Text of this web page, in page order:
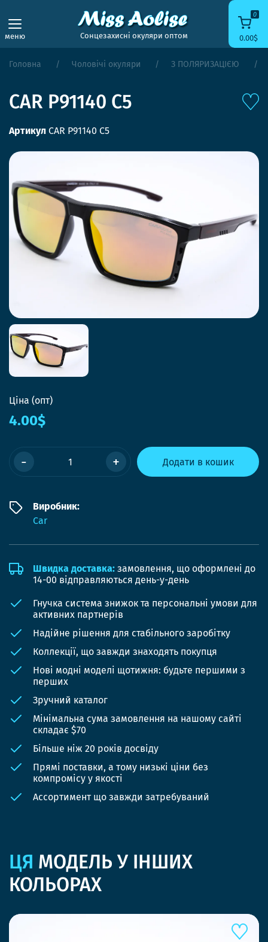
меню Сонцезахисні окуляри оптом
0
0.00$
Головна Чоловічі окуляри З ПОЛЯРИЗАЦІЄЮ
CAR P91140 C5
Артикул CAR P91140 C5
Ціна (опт)
4.00$
- + Додати в кошик
Виробник:
Car
Швидка доставка: замовлення, що оформлені до
14-00 відправляються день-у-день
Гнучка система знижок та персональні умови для
активних партнерів
Надійне рішення для стабільного заробітку
Коллекції, що завжди знаходять покупця
Нові модні моделі щотижня: будьте першими з
перших
Зручний каталог
Мінімальна сума замовлення на нашому сайті
складає $70
Більше ніж 20 років досвіду
Прямі поставки, а тому низькі ціни без
компромісу у якості
Ассортимент що завжди затребуваний
ЦЯ МОДЕЛЬ У ІНШИХ
КОЛЬОРАХ